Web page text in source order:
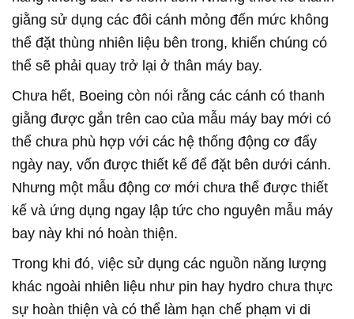
giằng sử dụng các đôi cánh mỏng đến mức không
thể đặt thùng nhiên liệu bên trong, khiến chúng có
thể sẽ phải quay trở lại ở thân máy bay.
Chưa hết, Boeing còn nói rằng các cánh có thanh
giằng được gắn trên cao của mẫu máy bay mới có
thể chưa phù hợp với các hệ thống động cơ đẩy
ngày nay, vốn được thiết kế để đặt bên dưới cánh.
Nhưng một mẫu động cơ mới chưa thể được thiết
kế và ứng dụng ngay lập tức cho nguyên mẫu máy
bay này khi nó hoàn thiện.
Trong khi đó, việc sử dụng các nguồn năng lượng
khác ngoài nhiên liệu như pin hay hydro chưa thực
sự hoàn thiện và có thể làm hạn chế phạm vi di